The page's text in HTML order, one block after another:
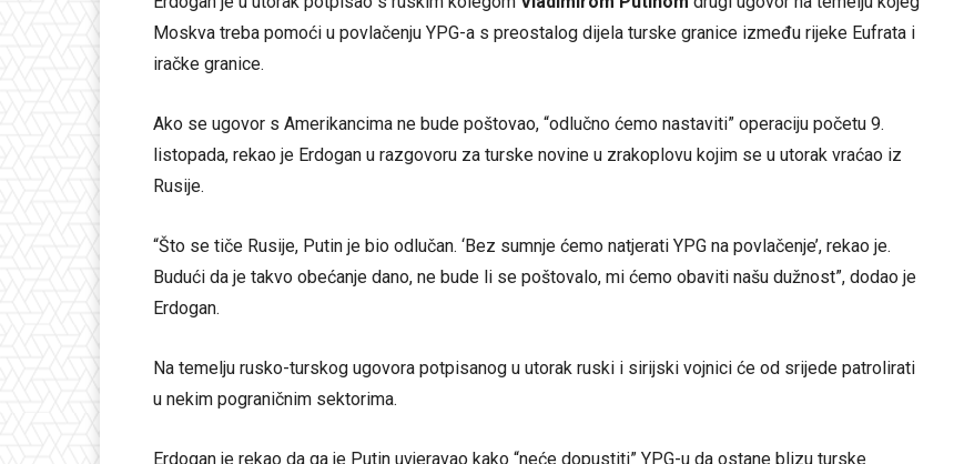
Moskva treba pomoći u povlačenju YPG-a s preostalog dijela turske granice između rijeke Eufrata i
iračke granice.
Ako se ugovor s Amerikancima ne bude poštovao, “odlučno ćemo nastaviti” operaciju početu 9.
listopada, rekao je Erdogan u razgovoru za turske novine u zrakoplovu kojim se u utorak vraćao iz
Rusije.
“Što se tiče Rusije, Putin je bio odlučan. ‘Bez sumnje ćemo natjerati YPG na povlačenje’, rekao je.
Budući da je takvo obećanje dano, ne bude li se poštovalo, mi ćemo obaviti našu dužnost”, dodao je
Erdogan.
Na temelju rusko-turskog ugovora potpisanog u utorak ruski i sirijski vojnici će od srijede patrolirati
u nekim pograničnim sektorima.
Erdogan je rekao da ga je Putin uvjeravao kako “neće dopustiti” YPG-u da ostane blizu turske